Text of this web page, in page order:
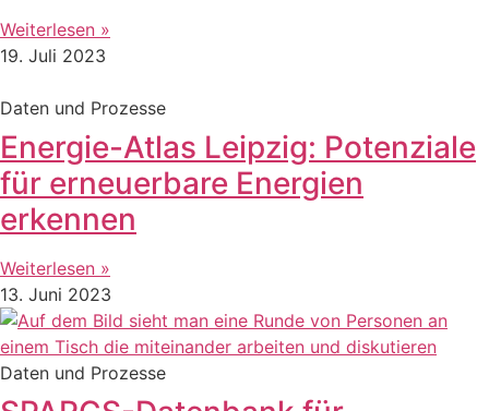
Weiterlesen »
19. Juli 2023
Daten und Prozesse
Energie-Atlas Leipzig: Potenziale
für erneuerbare Energien
erkennen
Weiterlesen »
13. Juni 2023
Daten und Prozesse